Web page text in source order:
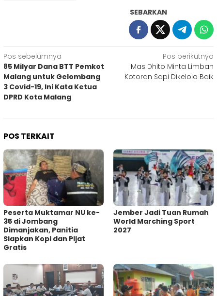
SEBARKAN
Navigasi
pos
Pos sebelumnya
85 Milyar Dana BTT Pemkot
Malang untuk Gelombang
3 Covid-19, Ini Kata Ketua
DPRD Kota Malang
Pos berikutnya
Mas Dhito Minta Limbah
Kotoran Sapi Dikelola Baik
POS TERKAIT
Peserta Muktamar NU ke-
35 di Jombang
Dimanjakan, Panitia
Siapkan Kopi dan Pijat
Gratis
Jember Jadi Tuan Rumah
World Marching Sport
2027